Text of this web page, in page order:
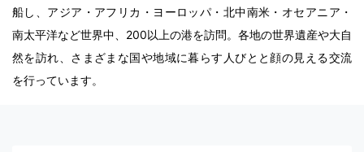
船し、アジア・アフリカ・ヨーロッパ・北中南米・オセアニア・
南太平洋など世界中、200以上の港を訪問。各地の世界遺産や大自
然を訪れ、さまざまな国や地域に暮らす人びとと顔の見える交流
を行っています。